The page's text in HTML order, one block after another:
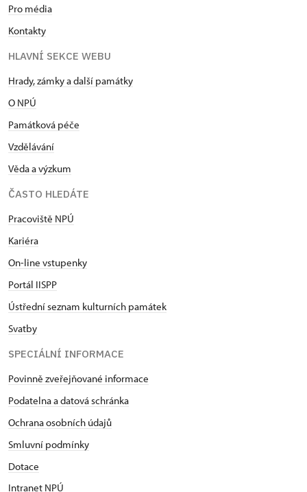
Pro média
Kontakty
HLAVNÍ SEKCE WEBU
Hrady, zámky a další památky
O NPÚ
Památková péče
Vzdělávání
Věda a výzkum
ČASTO HLEDÁTE
Pracoviště NPÚ
Kariéra
On-line vstupenky
Portál IISPP
Ústřední seznam kulturních památek
Svatby
SPECIÁLNÍ INFORMACE
Povinně zveřejňované informace
Podatelna a datová schránka
Ochrana osobních údajů
Smluvní podmínky
Dotace
Intranet NPÚ